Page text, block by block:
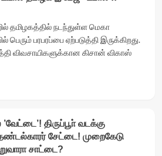
தமிழகத்தில் நடந்துள்ள மெகா
பரபரப்பை ஏற்படுத்தி இருக்கிறது.
விவசாயிகளுக்கான கிசான் விகாஸ்
திருப்பூா் வடக்கு
சேட்டை! முறைகேடு
சாட்டை?